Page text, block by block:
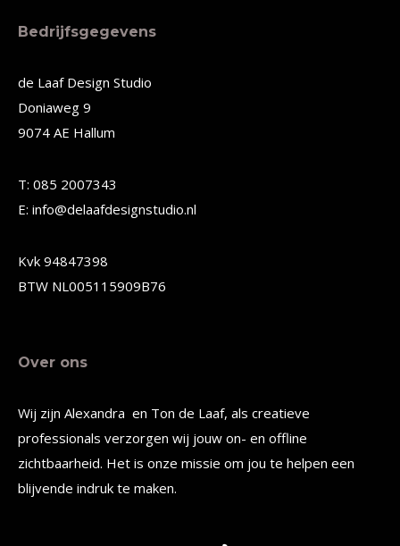
Bedrijfsgegevens
de Laaf Design Studio
Doniaweg 9
9074 AE Hallum
T: 085 2007343
E: info@delaafdesignstudio.nl
Kvk 94847398
BTW NL005115909B76
Over ons
Wij zijn Alexandra en Ton de Laaf, als creatieve
professionals verzorgen wij jouw on- en offline
zichtbaarheid. Het is onze missie om jou te helpen een
blijvende indruk te maken.